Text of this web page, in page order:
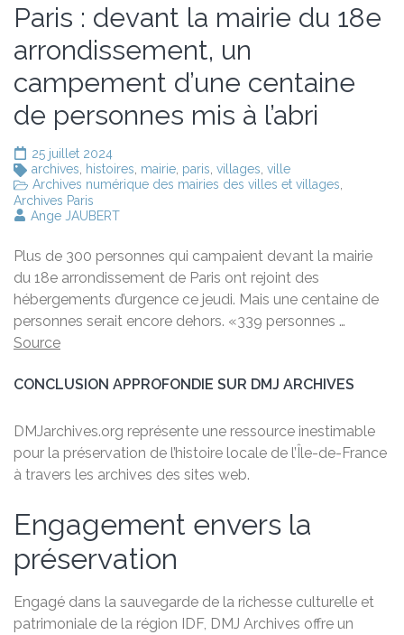
Paris : devant la mairie du 18e
arrondissement, un
campement d’une centaine
de personnes mis à l’abri
25 juillet 2024
archives
histoires mairie paris villages ville
Archives numérique des mairies des villes et villages
Archives Paris
Ange JAUBERT
Plus de 300 personnes qui campaient devant la mairie
du 18e arrondissement de Paris ont rejoint des
hébergements d’urgence ce jeudi. Mais une centaine de
personnes serait encore dehors. «339 personnes …
Source
CONCLUSION APPROFONDIE SUR DMJ ARCHIVES
DMJarchives.org représente une ressource inestimable
pour la préservation de l’histoire locale de l’Île-de-France
à travers les archives des sites web.
Engagement envers la
préservation
Engagé dans la sauvegarde de la richesse culturelle et
patrimoniale de la région IDF, DMJ Archives offre un